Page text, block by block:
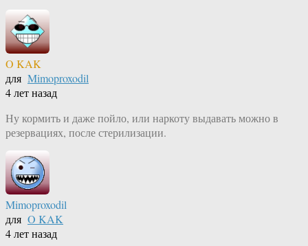
O KAK
для Mimoproxodil
4 лет назад
Ну кормить и даже пойло, или наркоту выдавать можно в
резервациях, после стерилизации.
Mimoproxodil
для O KAK
4 лет назад